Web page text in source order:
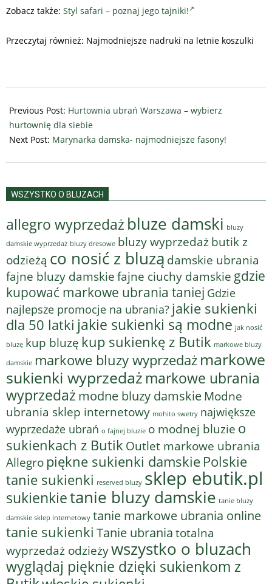
Zobacz także: Styl safari – poznaj jego tajniki!
Przeczytaj również: Najmodniejsze nadruki na letnie koszulki
03-
05
Previous Post: Hurtownia ubrań Warszawa – wybierz
hurtownię dla siebie
Next Post: Marynarka damska- najmodniejsze fasony!
WSZYSTKO O BLUZACH
allegro wyprzedaż bluze damski bluzy
damskie wyprzedaż bluzy dresowe bluzy wyprzedaż butik z
odzieżą co nosić z bluzą damskie ubrania
fajne bluzy damskiefajne ciuchy damskie gdzie
kupować markowe ubrania taniej Gdzie
najlepsze promocje na ubrania? jakie sukienki
dla 50 latki jakie sukienki są modne jak nosić
bluzę kup bluzę kup sukienkę z Butik markowe bluzy
damskie markowe bluzy wyprzedaż markowe
sukienki wyprzedaż markowe ubrania
wyprzedaż modne bluzy damskie Modne
ubrania sklep internetowy mohito swetry największe
wyprzedaże ubrań o fajnej bluzie o modnej bluzie o
sukienkach z Butik Outlet markowe ubrania
Allegropiękne sukienki damskie Polskie
tanie sukienki reserved bluzy sklep ebutik.pl
sukienkietanie bluzy damskie tanie bluzy
damskie sklep internetowy tanie markowe ubrania online
tanie sukienki Tanie ubrania totalna
wyprzedaż odzieżywszystko o bluzach
wyglądaj pięknie dzięki sukienkom z